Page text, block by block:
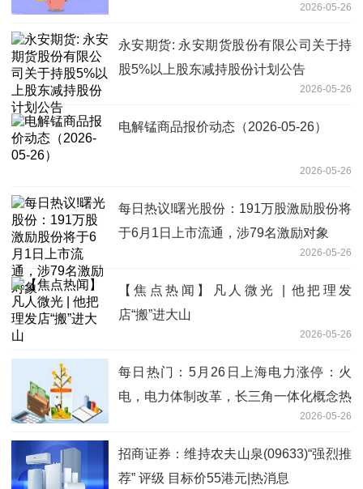
2026-05-26
永安期货: 永安期货股份有限公司关于持
股5%以上股东减持股份计划公告
2026-05-26
电解锰商品报价动态（2026-05-26）
2026-05-26
每日热议!曙光股份：191万股激励股份将
于6月1日上市流通，涉79名激励对象
2026-05-26
【焦点热闻】凡人微光 | 他把理发
店“搬”进大山
2026-05-26
每日热门：5月26日上海电力涨停：火
电，电力体制改革，长三角一体化概念热
2026-05-26
招商证券：维持农夫山泉(09633)“强烈推
荐” 评级 目标价55港元|热消息